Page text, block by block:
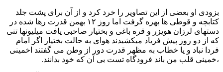
بزودی او بعضی از این تصاویر را خرد کرد و از آن برای پشت جلد
کتابچه و قوطی ها بهره گرفت اما روز ۱۲ بهمن قدرت رها شده در
دستهای لرزان هویزر و قره باغی و بختیار صاحبی یافت میلیونها تنی
که از دو روز پیش فریاد میکشیدند هوای به حالت بختیار اگر امام
فردا نباد و یا خطاب به مظهر قدرت دور از وطن می گفتند اخمینی
،خمینی قلب من باند فرودگاه تست بی آن که خود بدانند.